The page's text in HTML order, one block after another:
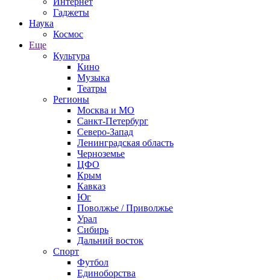
Гаджеты
Наука
Космос
Еще
Культура
Кино
Музыка
Театры
Регионы
Москва и МО
Санкт-Петербург
Северо-Запад
Ленинградская область
Черноземье
ЦФО
Крым
Кавказ
Юг
Поволжье / Приволжье
Урал
Сибирь
Дальний восток
Спорт
Футбол
Единоборства